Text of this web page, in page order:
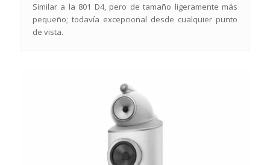
Similar a la 801 D4, pero de tamaño ligeramente más
pequeño; todavía excepcional desde cualquier punto
de vista.